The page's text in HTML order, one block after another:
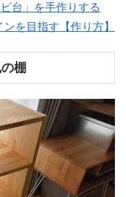
台」を手作りする
を目指す【作り方】
棚